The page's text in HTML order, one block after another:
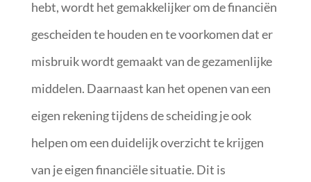
hebt, wordt het gemakkelijker om de financiën
gescheiden te houden en te voorkomen dat er
misbruik wordt gemaakt van de gezamenlijke
middelen. Daarnaast kan het openen van een
eigen rekening tijdens de scheiding je ook
helpen om een duidelijk overzicht te krijgen
van je eigen financiële situatie. Dit is